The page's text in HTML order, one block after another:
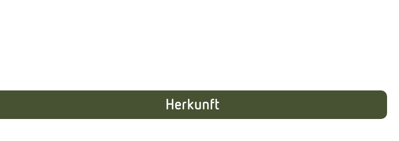
Herkunft